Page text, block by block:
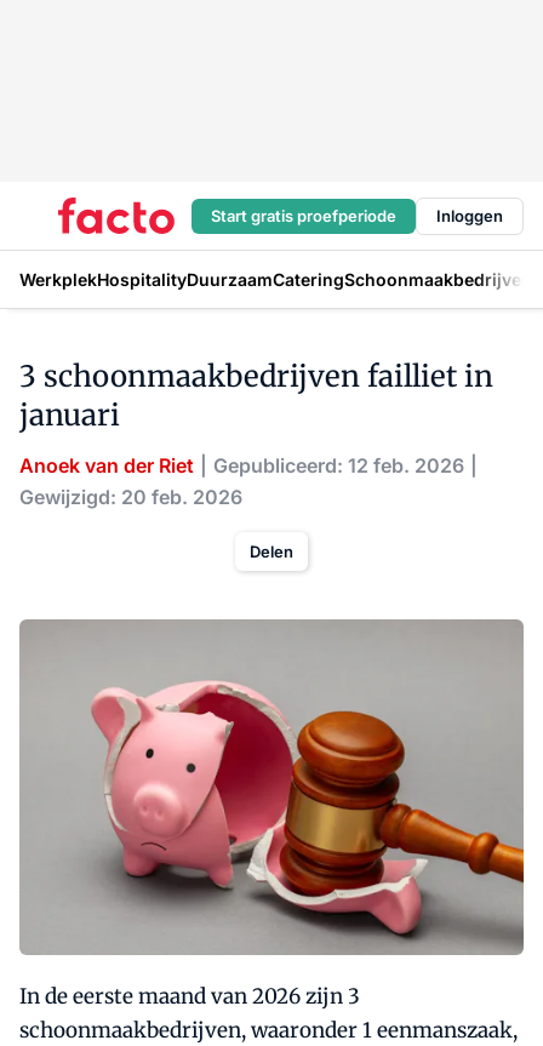
Start gratis proefperiode Inloggen
WerkplekHospitalityDuurzaamCateringSchoonmaakbedrijven
3 schoonmaakbedrijven failliet in
januari
Anoek van der Riet
Gepubliceerd: 12 feb. 2026
Gewijzigd: 20 feb. 2026
Delen
In de eerste maand van 2026 zijn 3
schoonmaakbedrijven, waaronder 1 eenmanszaak,